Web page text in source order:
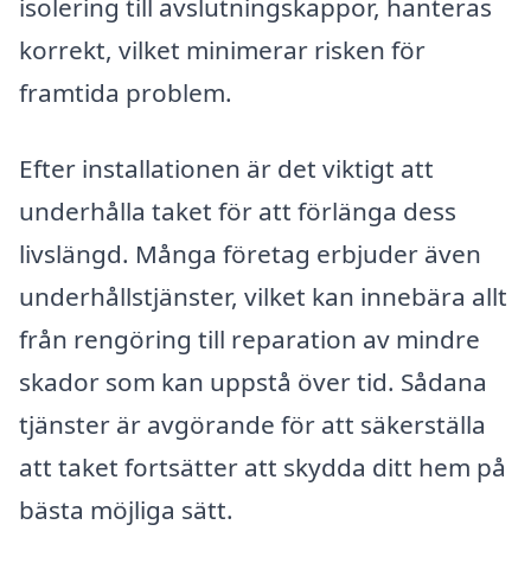
isolering till avslutningskappor, hanteras
korrekt, vilket minimerar risken för
framtida problem.
Efter installationen är det viktigt att
underhålla taket för att förlänga dess
livslängd. Många företag erbjuder även
underhållstjänster, vilket kan innebära allt
från rengöring till reparation av mindre
skador som kan uppstå över tid. Sådana
tjänster är avgörande för att säkerställa
att taket fortsätter att skydda ditt hem på
bästa möjliga sätt.